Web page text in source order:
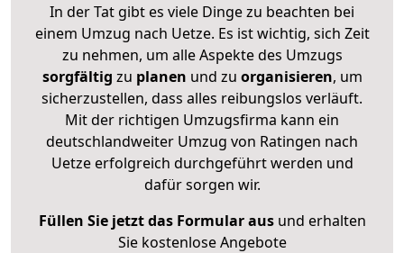
In der Tat gibt es viele Dinge zu beachten bei
einem Umzug nach Uetze. Es ist wichtig, sich Zeit
zu nehmen, um alle Aspekte des Umzugs
sorgfältig zu planen und zu organisieren, um
sicherzustellen, dass alles reibungslos verläuft.
Mit der richtigen Umzugsfirma kann ein
deutschlandweiter Umzug von Ratingen nach
Uetze erfolgreich durchgeführt werden und
dafür sorgen wir.
Füllen Sie jetzt das Formular ausund erhalten
Sie kostenlose Angebote